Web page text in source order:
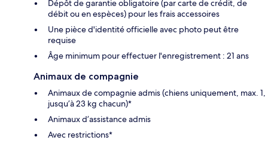
Dépôt de garantie obligatoire (par carte de crédit, de
débit ou en espèces) pour les frais accessoires
Une pièce d'identité officielle avec photo peut être
requise
Âge minimum pour effectuer l'enregistrement : 21 ans
Animaux de compagnie
Animaux de compagnie admis (chiens uniquement, max. 1,
jusqu’à 23 kg chacun)*
Animaux d’assistance admis
Avec restrictions*